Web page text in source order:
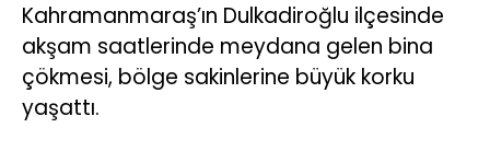
Kahramanmaraş’ın Dulkadiroğlu ilçesinde
akşam saatlerinde meydana gelen bina
çökmesi, bölge sakinlerine büyük korku
yaşattı.